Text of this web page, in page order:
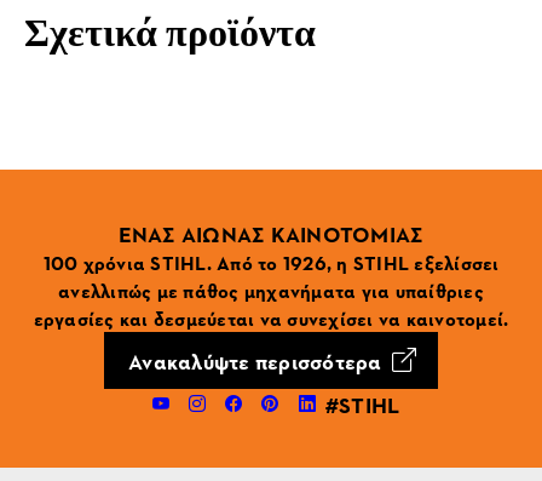
Σχετικά προϊόντα
ΕΝΑΣ ΑΙΩΝΑΣ ΚΑΙΝΟΤΟΜΙΑΣ
100 χρόνια STIHL. Από το 1926, η STIHL εξελίσσει
ανελλιπώς με πάθος μηχανήματα για υπαίθριες
εργασίες και δεσμεύεται να συνεχίσει να καινοτομεί.
Ανακαλύψτε περισσότερα
#STIHL